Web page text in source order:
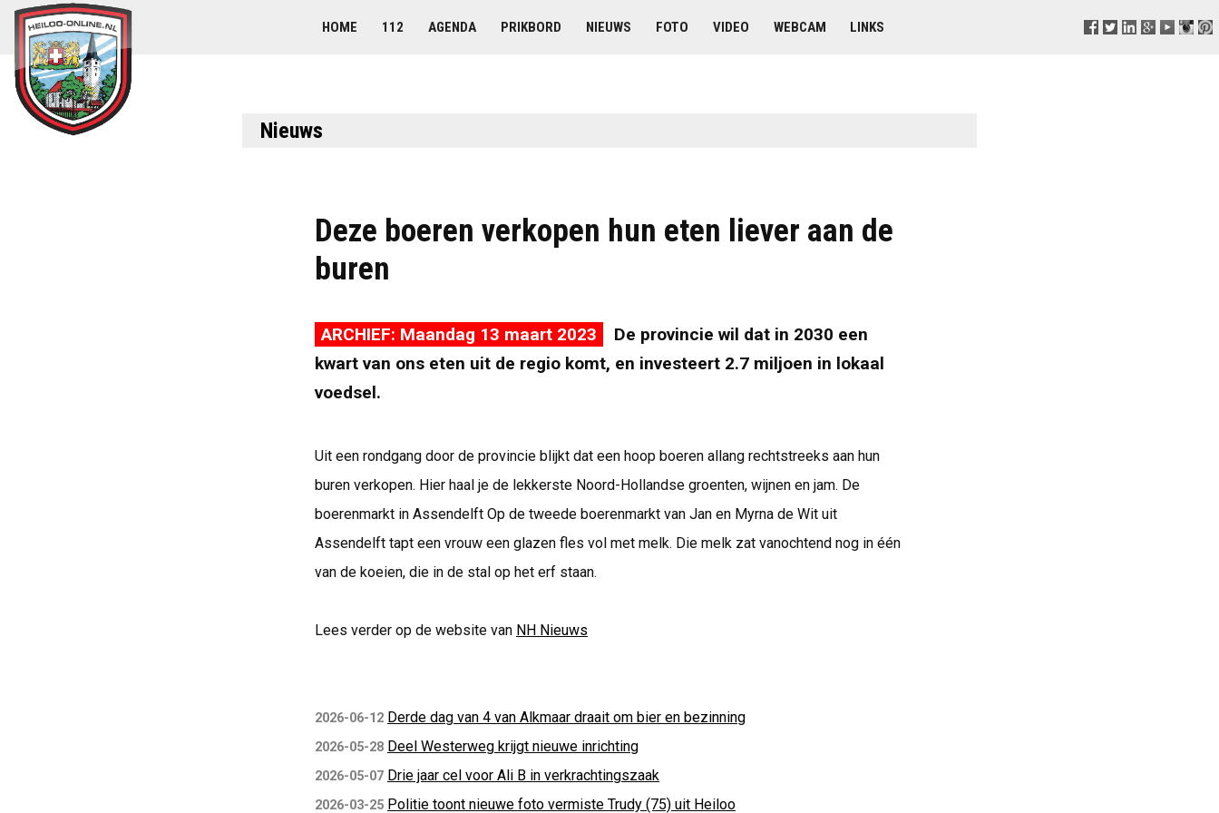
HOME 112 AGENDA PRIKBORD NIEUWS FOTO VIDEO WEBCAM LINKS
Nieuws
Deze boeren verkopen hun eten liever aan de
buren
ARCHIEF: Maandag 13 maart 2023
De provincie wil dat in 2030 een
kwart van ons eten uit de regio komt, en investeert 2.7 miljoen in lokaal
voedsel.
Uit een rondgang door de provincie blijkt dat een hoop boeren allang rechtstreeks aan hun
buren verkopen. Hier haal je de lekkerste Noord-Hollandse groenten, wijnen en jam. De
boerenmarkt in Assendelft Op de tweede boerenmarkt van Jan en Myrna de Wit uit
Assendelft tapt een vrouw een glazen fles vol met melk. Die melk zat vanochtend nog in één
van de koeien, die in de stal op het erf staan.
Lees verder op de website van NH Nieuws
2026-06-12 Derde dag van 4 van Alkmaar draait om bier en bezinning
2026-05-28 Deel Westerweg krijgt nieuwe inrichting
2026-05-07 Drie jaar cel voor Ali B in verkrachtingszaak
2026-03-25 Politie toont nieuwe foto vermiste Trudy (75) uit Heiloo